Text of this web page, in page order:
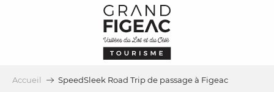
Accueil SpeedSleek Road Trip de passage à Figeac